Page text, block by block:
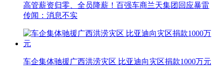
高管薪资归零、全员降薪！百强车商兰天集团回应暴雷
传闻：消息不实
车企集体驰援广西洪涝灾区 比亚迪向灾区捐款1000万元